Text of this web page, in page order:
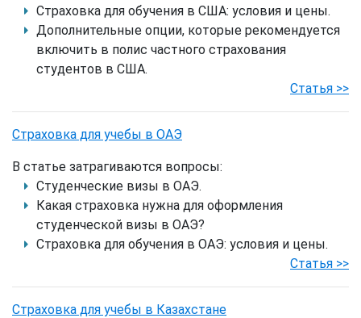
Страховка для обучения в США: условия и цены.
Дополнительные опции, которые рекомендуется
включить в полис частного страхования
студентов в США.
Статья >>
Страховка для учебы в ОАЭ
В статье затрагиваются вопросы:
Студенческие визы в ОАЭ.
Какая страховка нужна для оформления
студенческой визы в ОАЭ?
Страховка для обучения в ОАЭ: условия и цены.
Статья >>
Страховка для учебы в Казахстане